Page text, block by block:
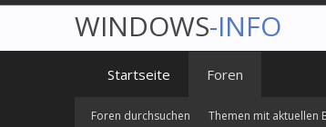
WINDOWS-INFO
Startseite Foren
Foren durchsuchen Themen mit aktuellen